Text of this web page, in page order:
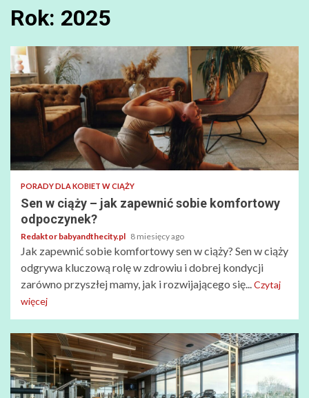
Rok: 2025
PORADY DLA KOBIET W CIĄŻY
Sen w ciąży – jak zapewnić sobie komfortowy
odpoczynek?
Redaktor babyandthecity.pl 8 miesięcy ago
Jak zapewnić sobie komfortowy sen w ciąży? Sen w ciąży
odgrywa kluczową rolę w zdrowiu i dobrej kondycji
zarówno przyszłej mamy, jak i rozwijającego się...Czytaj
więcej